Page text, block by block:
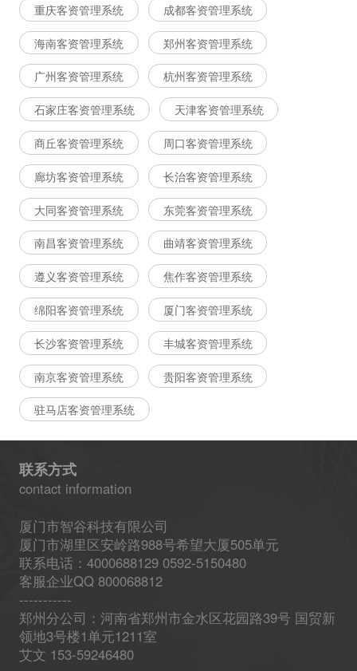
重庆客资管理系统 成都客资管理系统
海南客资管理系统 郑州客资管理系统
广州客资管理系统 杭州客资管理系统
石家庄客资管理系统 天津客资管理系统
商丘客资管理系统 周口客资管理系统
廊坊客资管理系统 长治客资管理系统
大同客资管理系统 东莞客资管理系统
南昌客资管理系统 曲靖客资管理系统
遵义客资管理系统 焦作客资管理系统
绵阳客资管理系统 厦门客资管理系统
长沙客资管理系统 丰城客资管理系统
南京客资管理系统 贵阳客资管理系统
驻马店客资管理系统
联系方式
contact information
厦门市智谷科技有限公司
厦门市湖里区安岭路988号希望大厦505单元
联系电话：4000688129 0592-5150480
客服企业QQ 800068812
-----------
郑州分公司：河南省郑州市金水区花园路39号 国贸新
领地3号楼1单元1211室
艾文 153-59246480